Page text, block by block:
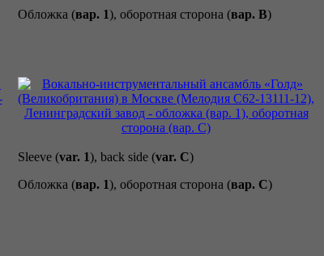
Обложка (вар. 1), оборотная сторона (вар. B)
Sleeve (var. 1), back side (var. C)
Обложка (вар. 1), оборотная сторона (вар. C)